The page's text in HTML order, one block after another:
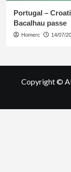
Portugal –
Bacalhau passe
Homerc 14/07/
Copyright ©